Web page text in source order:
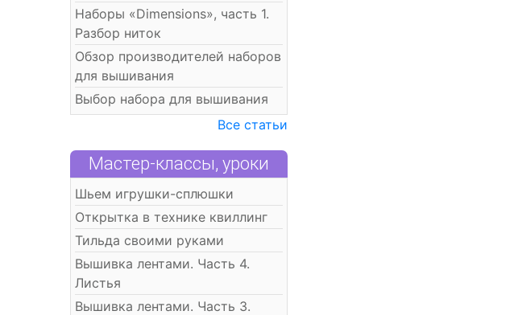
Наборы «Dimensions», часть 1.
Разбор ниток
Обзор производителей наборов
для вышивания
Выбор набора для вышивания
Все статьи
Мастер-классы, уроки
Шьем игрушки-сплюшки
Открытка в технике квиллинг
Тильда своими руками
Вышивка лентами. Часть 4.
Листья
Вышивка лентами. Часть 3.